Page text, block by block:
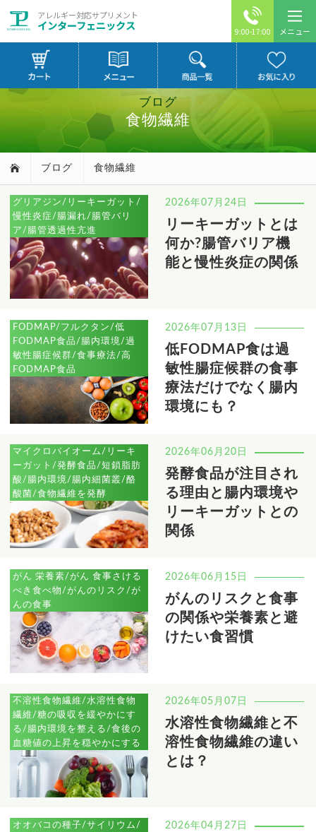
アレルギー対応サプリメント
インターフェニックス 9:00-17:00 メニュー
ブログ
食物繊維
ブログ 食物繊維
グリアジン/リーキーガット/
慢性炎症/腸漏れ/腸管バリ
ア/腸管透過性亢進
2026年07月24日
リーキーガットとは
何か?腸管バリア機
能と慢性炎症の関係
FODMAP/フルクタン/低
FODMAP食品/腸内環境/過
敏性腸症候群/食事療法/高
FODMAP食品
2026年07月13日
低FODMAP食は過
敏性腸症候群の食事
療法だけでなく腸内
環境にも？
マイクロバイオーム/リーキ
ーガット/発酵食品/短鎖脂肪
酸/腸内環境/腸内細菌叢/酪
酸菌/食物繊維を発酵
2026年06月20日
発酵食品が注目され
る理由と腸内環境や
リーキーガットとの
関係
がん 栄養素/がん 食事さける
べき食べ物/がんのリスク/が
んの食事
2026年06月15日
がんのリスクと食事
の関係や栄養素と避
けたい食習慣
不溶性食物繊維/水溶性食物
繊維/糖の吸収を緩やかにす
る/腸内環境を整える/食後の
血糖値の上昇を穏やかにする
2026年05月07日
水溶性食物繊維と不
溶性食物繊維の違い
とは？
オオバコの種子/サイリウム/
2026年04月27日